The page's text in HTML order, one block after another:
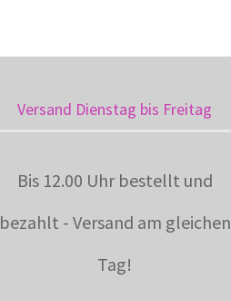
Versand Dienstag bis Freitag
Bis 12.00 Uhr bestellt und
bezahlt - Versand am gleichen
Tag!